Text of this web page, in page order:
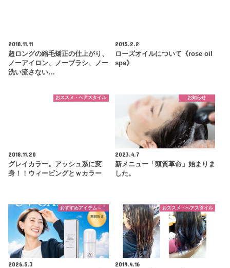
2018.11.11
超ロングの縮毛矯正の仕上がり、
ノーアイロン、ノーブラシ、ノー
洗い流さない…
2015.2.2
ローズオイルについて《rose oil
spa》
おススメ・ヘアスタイル
2018.11.20
グレイカラー。アッシュ系に変
身！！ウィービングとｗカラー
お知らせ
2023.4.7
新メニュー「頭質革命」始まりま
した。
おすすめアイテム～！
2026.5.3
おススメ・ヘアスタイル
2019.4.16